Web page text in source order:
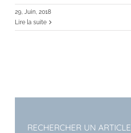
29, Juin, 2018
Lire la suite
RECHERCHER UN ARTICLE